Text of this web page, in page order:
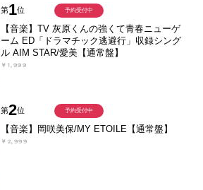
第1位
【音楽】TV 灰原くんの強くて青春ニューゲ
ーム ED「ドラマチック逃避行」収録シング
ル AIM STAR/愛美【通常盤】
￥1,999
予約受付中
第2位
【音楽】岡咲美保/MY ETOILE【通常盤】
￥2,999
予約受付中